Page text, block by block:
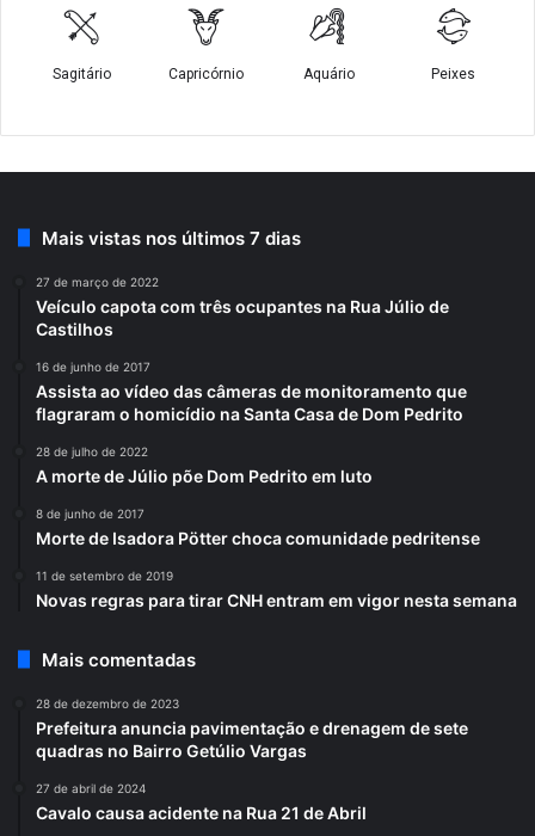
Mais vistas nos últimos 7 dias
27 de março de 2022
Veículo capota com três ocupantes na Rua Júlio de
Castilhos
16 de junho de 2017
Assista ao vídeo das câmeras de monitoramento que
flagraram o homicídio na Santa Casa de Dom Pedrito
28 de julho de 2022
A morte de Júlio põe Dom Pedrito em luto
8 de junho de 2017
Morte de Isadora Pötter choca comunidade pedritense
11 de setembro de 2019
Novas regras para tirar CNH entram em vigor nesta semana
Mais comentadas
28 de dezembro de 2023
Prefeitura anuncia pavimentação e drenagem de sete
quadras no Bairro Getúlio Vargas
27 de abril de 2024
Cavalo causa acidente na Rua 21 de Abril